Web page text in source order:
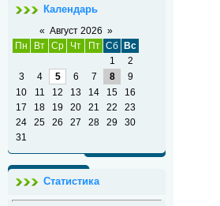
Календарь
« Август 2026 »
Пн
Вт Ср Чт Пт Сб
Вс
1
2
3
4 5 6 7 8
9
10
11 12 13 14 15
16
17
18 19 20 21 22
23
24
25 26 27 28 29
30
31
Статистика